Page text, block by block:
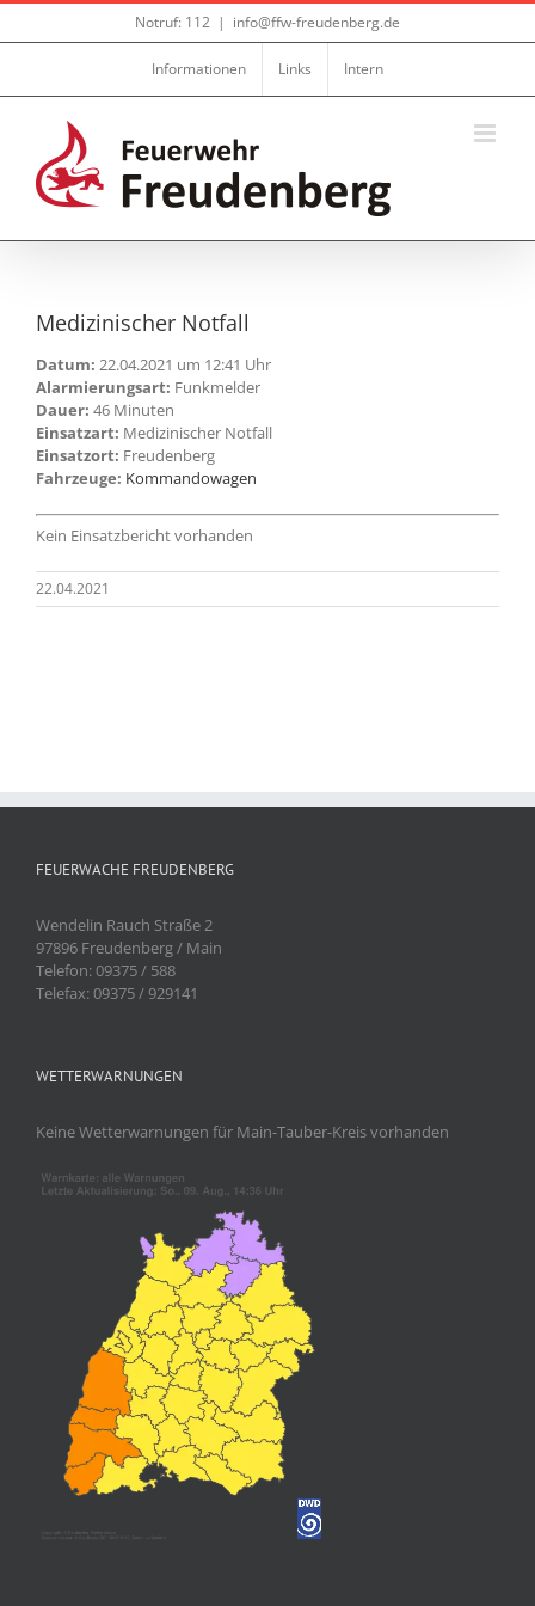
Zum
Notruf: 112 | info@ffw-freudenberg.de
Informationen Links Intern
Medizinischer Notfall
Datum: 22.04.2021 um 12:41 Uhr
Alarmierungsart: Funkmelder
Dauer: 46 Minuten
Einsatzart: Medizinischer Notfall
Einsatzort: Freudenberg
Fahrzeuge: Kommandowagen
Kein Einsatzbericht vorhanden
22.04.2021
FEUERWACHE FREUDENBERG
Wendelin Rauch Straße 2
97896 Freudenberg / Main
Telefon: 09375 / 588
Telefax: 09375 / 929141
WETTERWARNUNGEN
Keine Wetterwarnungen für Main-Tauber-Kreis vorhanden